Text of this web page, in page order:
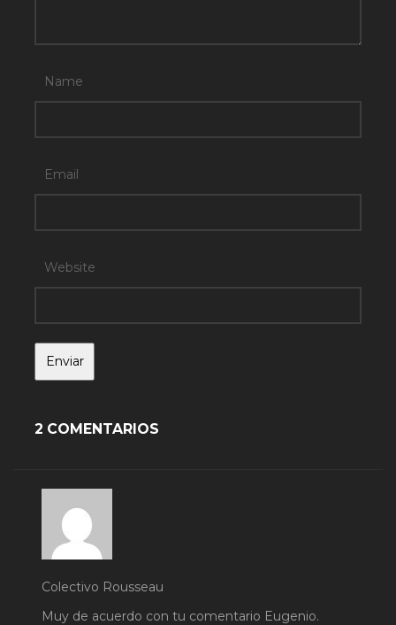
Name
Email
Website
2 COMENTARIOS
Colectivo Rousseau
Muy de acuerdo con tu comentario Eugenio.